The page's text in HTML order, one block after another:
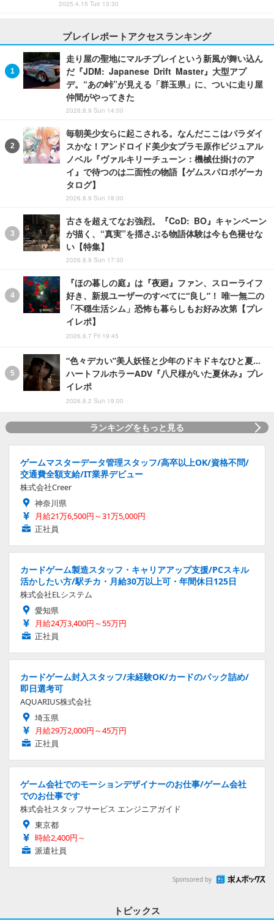
2025.4.15 Tue 13:30
プレイレポートアクセスランキング
走り屋の聖地にマルチプレイという新風が舞い込ん
だ『JDM: Japanese Drift Master』大型アプ
デ。“あの峠”が見える「群玉県」に、ついに走り屋
仲間がやってきた
2026.8.9 Sun 14:00
毎朝美少女らに起こされる。なんだここはパラダイ
スかな！アンドロイド美少女プラモ原作ビジュアル
ノベル『ヴァルキリーチューン：機械仕掛けのア
イ』で待つのは二面性の物語【ゲムスパロボゲーカ
タログ】
2026.8.9 Sun 18:00
古さを超えてなお強烈。『CoD: BO』キャンペーン
が描く、“真実”を揺さぶる物語体験は今も色褪せな
い【特集】
2026.8.9 Sun 17:30
『ほの暮しの庭』は『夜廻』ファン、スローライフ
好き、新規ユーザーのすべてに“良し”！ 唯一無二の
「不穏生活シム」恐怖も暮らしもお好み次第【プレ
イレポ】
2026.8.7 Fri 19:45
“色々デカい”美人妖怪と少年のドキドキなひと夏…
ハートフルホラーADV『八尺様がいた夏休み』プレ
イレポ
2026.8.2 Sun 19:00
ランキングをもっと見る
ゲームマスターデータ管理スタッフ/高卒以上OK/資格不問/
交通費全額支給/IT業界デビュー
株式会社Creer
神奈川県
月給21万6,500円～31万5,000円
正社員
カードゲーム製造スタッフ・キャリアアップ支援/PCスキル
活かしたい方/駅チカ・月給30万以上可・年間休日125日
株式会社ELシステム
愛知県
月給24万3,400円～55万円
正社員
カードゲーム封入スタッフ/未経験OK/カードのパック詰め/
即日選考可
AQUARIUS株式会社
埼玉県
月給29万2,000円～45万円
正社員
ゲーム会社でのモーションデザイナーのお仕事/ゲーム会社
でのお仕事です
株式会社スタッフサービス エンジニアガイド
東京都
時給2,400円～
派遣社員
Sponsored by
トピックス